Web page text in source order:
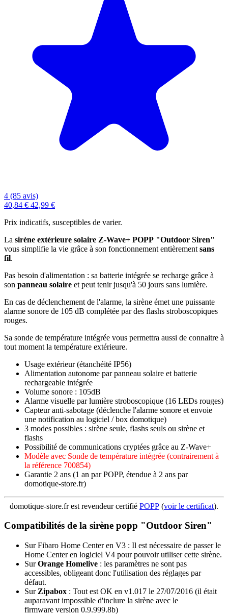
4 (85 avis)
40,84 € 42,99 €
Prix indicatifs, susceptibles de varier.
La sirène extérieure solaire Z‑Wave+ POPP "Outdoor Siren"
vous simplifie la vie grâce à son fonctionnement entièrement sans
fil.
Pas besoin d'alimentation : sa batterie intégrée se recharge grâce à
son panneau solaire et peut tenirjusqu'à 50 jours sans lumière.
En cas de déclenchement de l'alarme, la sirène émet une puissante
alarme sonore de 105 dB complétée par des flashs stroboscopiques
rouges.
Sa sonde de température intégrée vous permettra aussi de connaitre à
tout moment la température extérieure.
Usage extérieur (étanchéité IP56)
Alimentation autonome parpanneau solaire et batterie
rechargeable intégrée
Volume sonore : 105dB
Alarme visuelle par lumière stroboscopique (16 LEDs rouges)
Capteuranti-sabotage (déclenche l'alarme sonore et envoie
une notification au logiciel / box domotique)
3 modes possibles : sirène seule, flashs seuls ou sirène et
flashs
Possibilité de communications cryptées grâce au Z‑Wave+
Modèle avec Sonde de température intégrée (contrairement à
la référence 700854)
Garantie 2 ans (1 an par POPP, étendue à 2 ans par
domotique‑store.fr)
domotique-store.fr est revendeur certifié POPP (voir le certificat).
Compatibilités de la sirène popp "Outdoor Siren"
SurFibaro Home Center en V3 : Il est nécessaire de passer le
Home Center en logiciel V4 pour pouvoir utiliser cette sirène.
SurOrange Homelive : les paramètres ne sont pas
accessibles, obligeant donc l'utilisation des réglages par
défaut.
Sur Zipabox : Tout est OK en v1.017 le 27/07/2016 (il était
auparavant impossible d'inclure la sirène avec le
firmware version 0.9.999.8b)